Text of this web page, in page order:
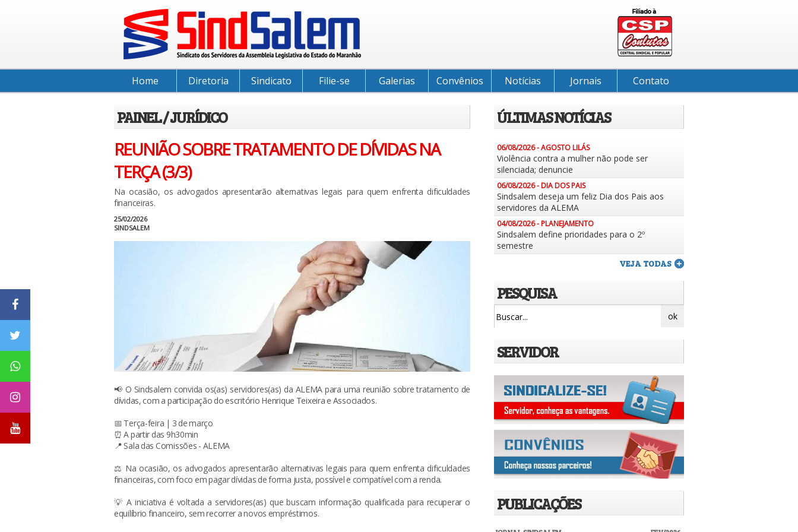
Home Diretoria Sindicato Filie-se Galerias Convênios Notícias Jornais Contato
PAINEL / JURÍDICO
REUNIÃO SOBRE TRATAMENTO DE DÍVIDAS NA
TERÇA (3/3)
Na ocasião, os advogados apresentarão alternativas legais para quem enfrenta dificuldades
financeiras.
25/02/2026
SINDSALEM
📢 O Sindsalem convida os(as) servidores(as) da ALEMA para uma reunião sobre tratamento de
dívidas, com a participação do escritório Henrique Teixeira e Associados.
📅 Terça-feira | 3 de março
⏰ A partir das 9h30min
📍 Sala das Comissões - ALEMA
⚖️ Na ocasião, os advogados apresentarão alternativas legais para quem enfrenta dificuldades
financeiras, com foco em pagar dívidas de forma justa, possível e compatível com a renda.
💡 A iniciativa é voltada a servidores(as) que buscam informação qualificada para recuperar o
equilíbrio financeiro, sem recorrer a novos empréstimos.
ÚLTIMAS NOTÍCIAS
06/08/2026 - AGOSTO LILÁS
Violência contra a mulher não pode ser
silenciada; denuncie
06/08/2026 - DIA DOS PAIS
Sindsalem deseja um feliz Dia dos Pais aos
servidores da ALEMA
04/08/2026 - PLANEJAMENTO
Sindsalem define prioridades para o 2º
semestre
VEJA TODAS
PESQUISA
SERVIDOR
PUBLICAÇÕES